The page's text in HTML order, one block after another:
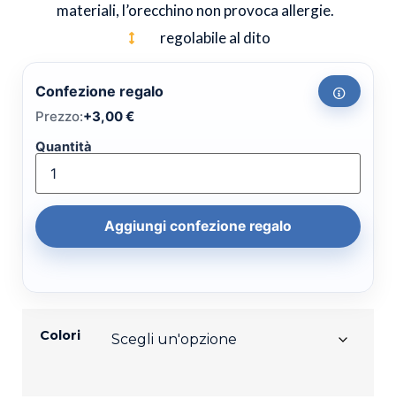
materiali, l’orecchino non provoca allergie.
regolabile al dito
Confezione regalo
Prezzo:+3,00€
Quantità
Aggiungi confezione regalo
Colori